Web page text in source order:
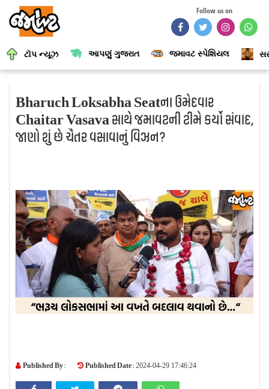
Follow us on
ટૉપ ન્યૂઝ આપણું ગુજરાત જમાવટ સ્પેશિયલ
Bharuch Loksabha Seatના ઉમેદવાર
Chaitar Vasava સાથે જમાવટની ટીમે કર્યો સંવાદ,
જાણો શું છે ચૈતર વસાવાનું વિઝન?
Published By : Published Date : 2024-04-29 17:46:24